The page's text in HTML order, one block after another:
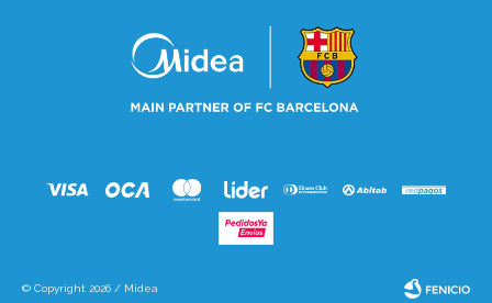
© Copyright 2026 / Midea